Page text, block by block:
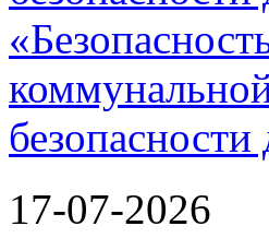
17-07-2026